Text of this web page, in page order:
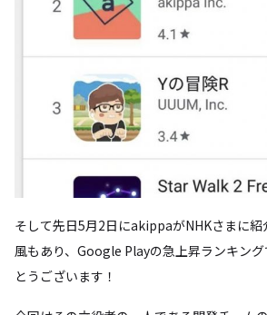
そして先日5月2日にakippaがNHKさまに紹
風もあり、Google Playの急上昇ランキン
とうございます！